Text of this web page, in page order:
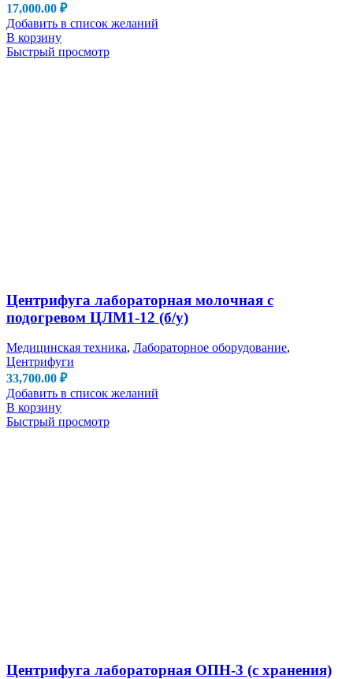
17,000.00 ₽
Добавить в список желаний
В корзину
Быстрый просмотр
Центрифуга лабораторная молочная с
подогревом ЦЛМ1-12 (б/у)
Медицинская техника, Лабораторное оборудование,
Центрифуги
33,700.00 ₽
Добавить в список желаний
В корзину
Быстрый просмотр
Центрифуга лабораторная ОПН-3 (с хранения)